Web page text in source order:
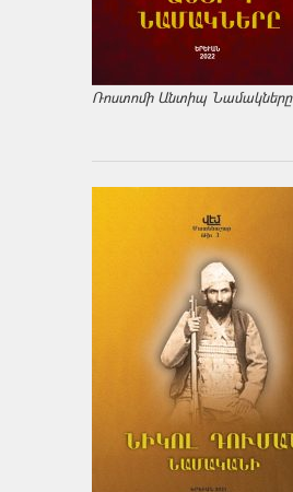
Ռոստոմի Անտիպ Նամակները